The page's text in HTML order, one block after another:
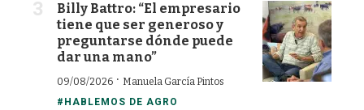
Billy Battro: “El empresario
tiene que ser generoso y
preguntarse dónde puede
dar una mano”
09/08/2026 · Manuela García Pintos
#HABLEMOS DE AGRO